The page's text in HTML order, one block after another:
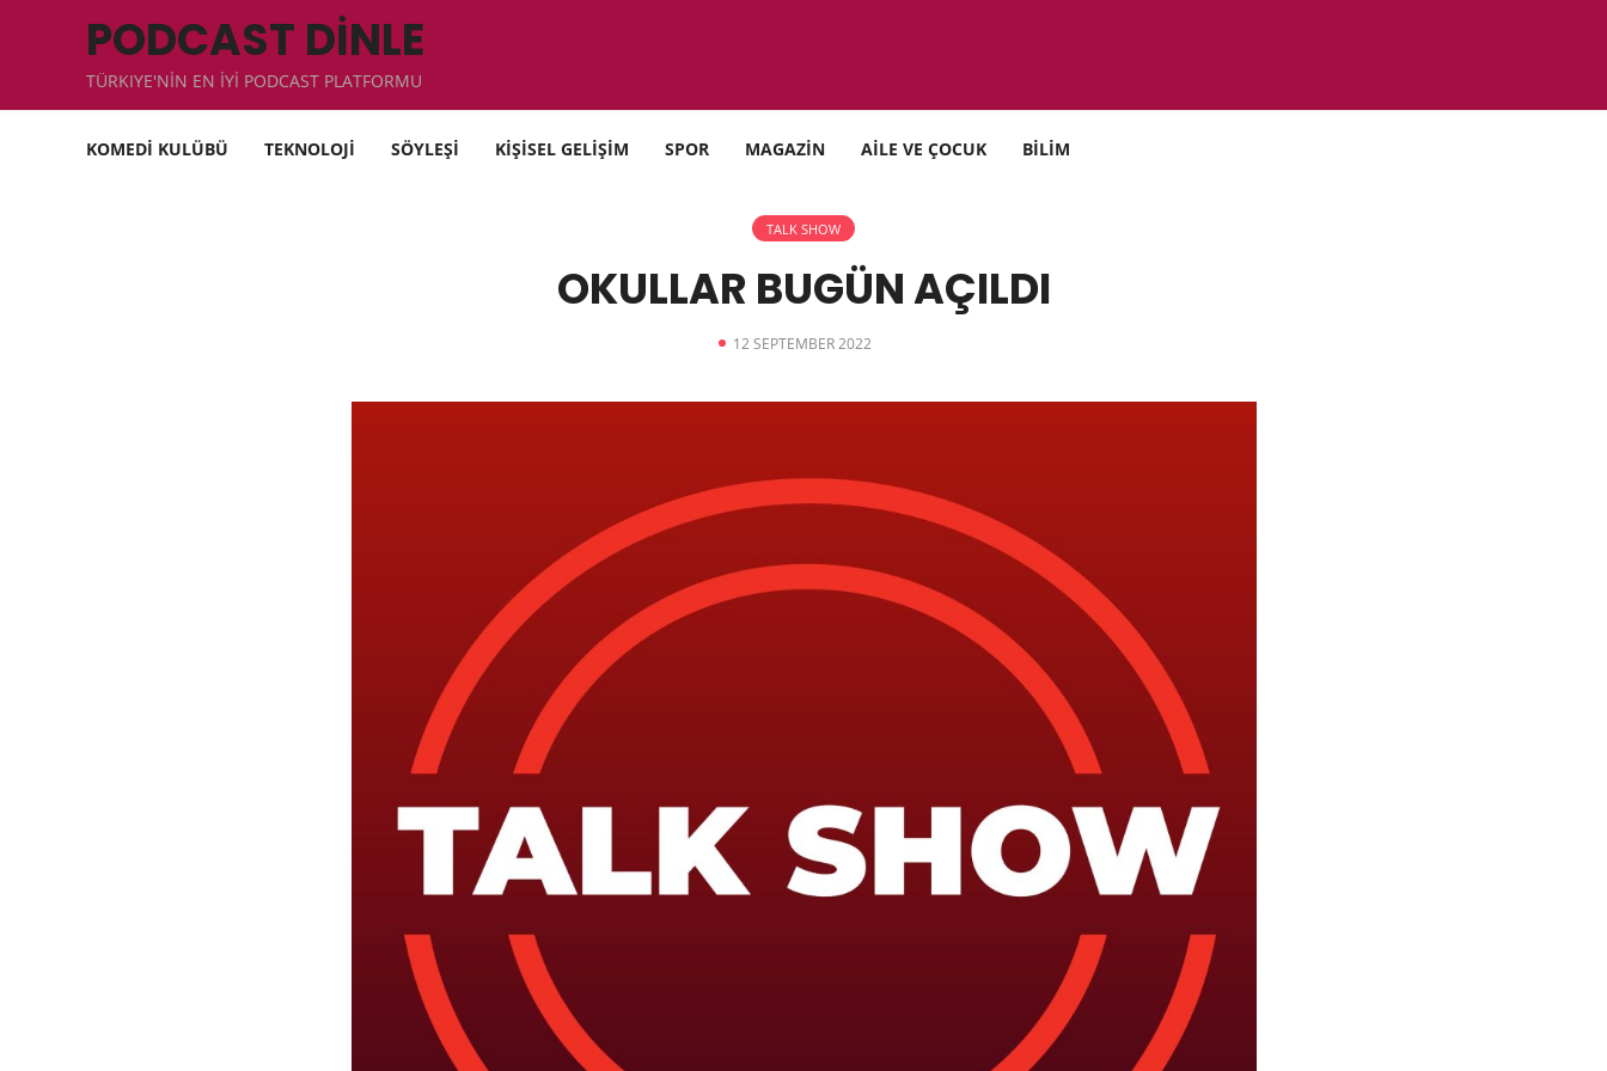
PODCAST DİNLE
TÜRKIYE'NİN EN İYİ PODCAST PLATFORMU
KOMEDİ KULÜBÜ TEKNOLOJİ SÖYLEŞİ KİŞİSEL GELİŞİM SPOR MAGAZİN AİLE VE ÇOCUK BİLİM
TALK SHOW
OKULLAR BUGÜN AÇILDI
12 SEPTEMBER 2022